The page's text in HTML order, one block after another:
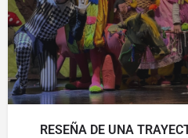
RESEÑA DE UNA